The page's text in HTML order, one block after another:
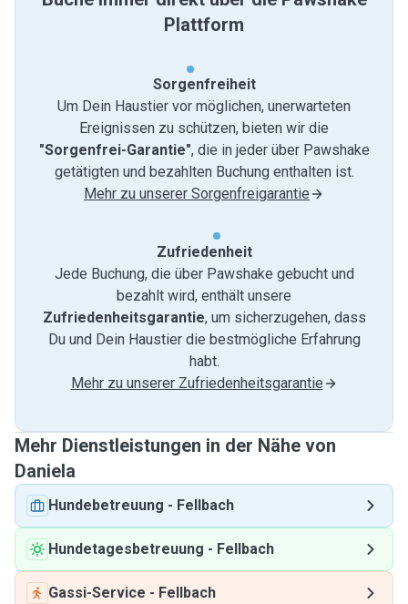
Plattform
Sorgenfreiheit
Um Dein Haustier vor möglichen, unerwarteten
Ereignissen zu schützen, bieten wir die
"Sorgenfrei-Garantie", die in jeder über Pawshake
getätigten und bezahlten Buchung enthalten ist.
Mehr zu unserer Sorgenfreigarantie
Zufriedenheit
Jede Buchung, die über Pawshake gebucht und
bezahlt wird, enthält unsere
Zufriedenheitsgarantie, um sicherzugehen, dass
Du und Dein Haustier die bestmögliche Erfahrung
habt.
Mehr zu unserer Zufriedenheitsgarantie
Mehr Dienstleistungen in der Nähe von
Daniela
Hundebetreuung - Fellbach
Hundetagesbetreuung - Fellbach
Gassi-Service - Fellbach